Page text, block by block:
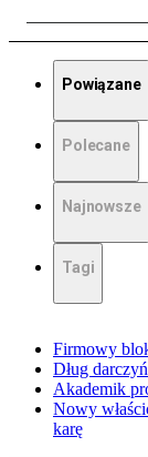
Powiązane
Polecane
Najnowsze
Tagi
Firmowy
Dług
Akademik
Nowy
karę